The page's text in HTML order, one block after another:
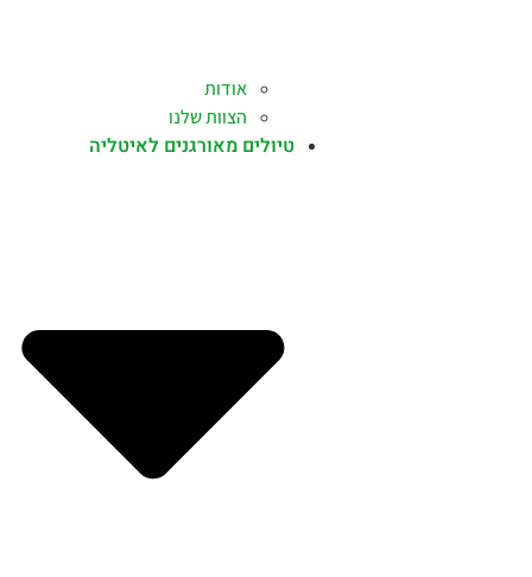
אודות
הצוות שלנו
טיולים מאורגנים לאיטליה